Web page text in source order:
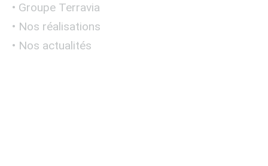
• Groupe Terravia
• Nos réalisations
• Nos actualités